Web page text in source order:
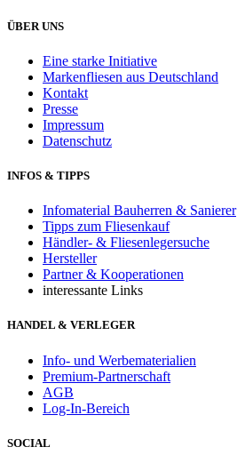
ÜBER UNS
Eine starke Initiative
Markenfliesen aus Deutschland
Kontakt
Presse
Impressum
Datenschutz
INFOS & TIPPS
Infomaterial Bauherren & Sanierer
Tipps zum Fliesenkauf
Händler- & Fliesenlegersuche
Hersteller
Partner & Kooperationen
interessante Links
HANDEL & VERLEGER
Info- und Werbematerialien
Premium-Partnerschaft
AGB
Log-In-Bereich
SOCIAL